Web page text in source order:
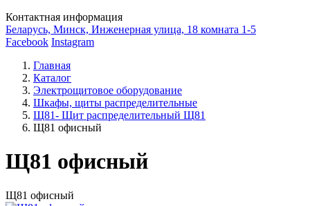
Контактная информация
Беларусь, Минск, Инженерная улица, 18 комната 1-5
Facebook Instagram
Главная
Каталог
Электрощитовое оборудование
Шкафы, щиты распределительные
Щ81- Щит распределительный Щ81
Щ81 офисный
Щ81 офисный
Щ81 офисный